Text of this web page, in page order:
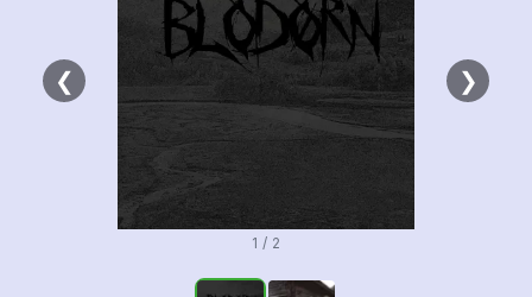
❮ ❯
1 / 2